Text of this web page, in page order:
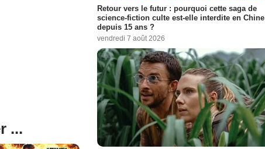
...
Retour vers le futur : pourquoi cette saga de
science-fiction culte est-elle interdite en Chine
depuis 15 ans ?
vendredi 7 août 2026